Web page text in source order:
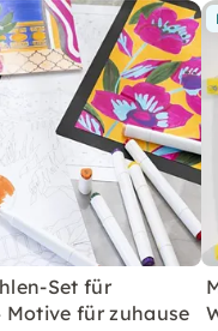
Set für
Motive für zuhause